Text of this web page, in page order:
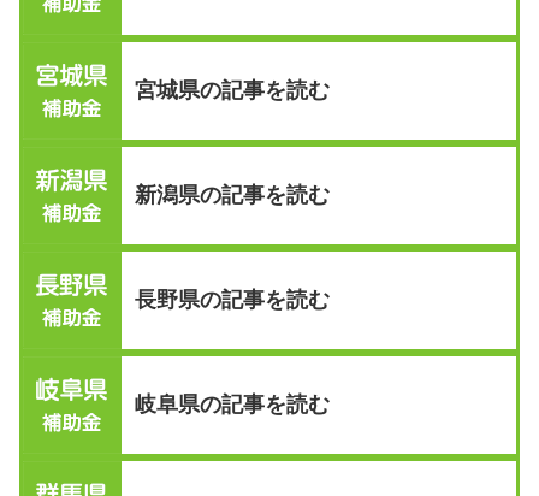
宮城県の記事を読む
新潟県の記事を読む
長野県の記事を読む
岐阜県の記事を読む